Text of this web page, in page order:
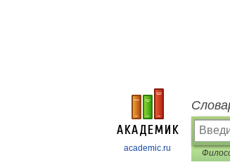
academic.ru